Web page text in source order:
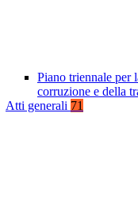
Piano triennale per
corruzione e della
Atti generali 71